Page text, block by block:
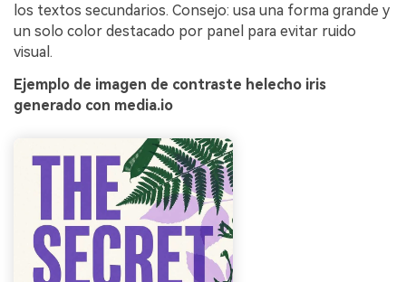
los textos secundarios. Consejo: usa una forma grande y
un solo color destacado por panel para evitar ruido
visual.
Ejemplo de imagen de contraste helecho iris
generado con media.io